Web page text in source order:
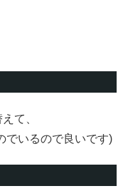
て、
でいるので良いです)